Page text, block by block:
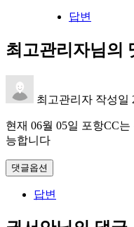
답변
최고관리자님의
최고관리자 작성일
현재 06월 05일 포항CC
능합니다
댓글옵션
답변